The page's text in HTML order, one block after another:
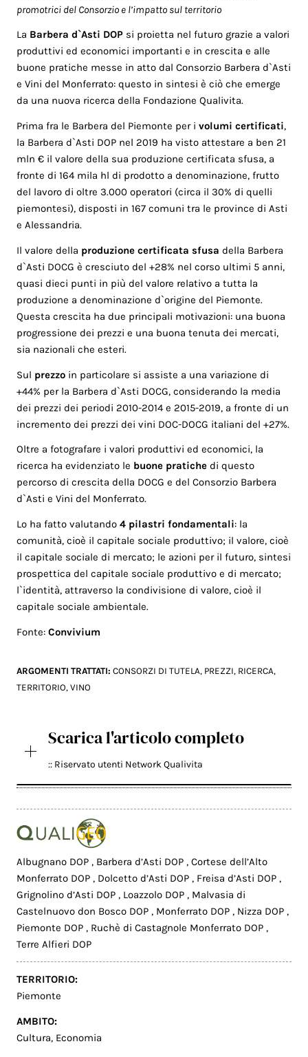
promotrici del Consorzio e l’impatto sul territorio
La Barbera d`Asti DOP si proietta nel futuro grazie a valori
produttivi ed economici importanti e in crescita e alle
buone pratiche messe in atto dal Consorzio Barbera d`Asti
e Vini del Monferrato: questo in sintesi è ciò che emerge
da una nuova ricerca della Fondazione Qualivita.
Prima fra le Barbera del Piemonte per ivolumi certificati,
la Barbera d`Asti DOP nel 2019 ha visto attestare a ben 21
mln € il valore della sua produzione certificata sfusa, a
fronte di 164 mila hl di prodotto a denominazione, frutto
del lavoro di oltre 3.000 operatori (circa il 30% di quelli
piemontesi), disposti in 167 comuni tra le province di Asti
e Alessandria.
Il valore della produzione certificata sfusa della Barbera
d`Asti DOCG è cresciuto del +28% nel corso ultimi 5 anni,
quasi dieci punti in più del valore relativo a tutta la
produzione a denominazione d`origine del Piemonte.
Questa crescita ha due principali motivazioni: una buona
progressione dei prezzi e una buona tenuta dei mercati,
sia nazionali che esteri.
Sul prezzo in particolare si assiste a una variazione di
+44% per la Barbera d`Asti DOCG, considerando la media
dei prezzi dei periodi 2010-2014 e 2015-2019, a fronte di un
incremento dei prezzi dei vini DOC-DOCG italiani del +27%.
Oltre a fotografare i valori produttivi ed economici, la
ricerca ha evidenziato le buone pratiche di questo
percorso di crescita della DOCG e del Consorzio Barbera
d`Asti e Vini del Monferrato.
Lo ha fatto valutando4 pilastri fondamentali: la
comunità, cioè il capitale sociale produttivo; il valore, cioè
il capitale sociale di mercato; le azioni per il futuro, sintesi
prospettica del capitale sociale produttivo e di mercato;
l`identità, attraverso la condivisione di valore, cioè il
capitale sociale ambientale.
Fonte:Convivium
ARGOMENTI TRATTATI:CONSORZI DI TUTELA, PREZZI, RICERCA,
TERRITORIO,VINO
Scarica l'articolo completo
:: Riservato utenti Network Qualivita
Albugnano DOP, Barbera d’Asti DOP,Cortese dell’Alto
Monferrato DOP, Dolcetto d’Asti DOP, Freisa d’Asti DOP,
Grignolino d’Asti DOP, Loazzolo DOP, Malvasia di
Castelnuovo don Bosco DOP, Monferrato DOP, Nizza DOP,
Piemonte DOP, Ruchè di Castagnole Monferrato DOP,
Terre Alfieri DOP
TERRITORIO:
Piemonte
AMBITO:
Cultura, Economia